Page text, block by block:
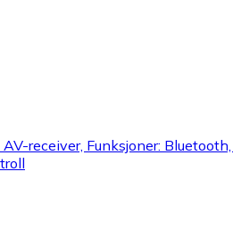
receiver, Funksjoner: